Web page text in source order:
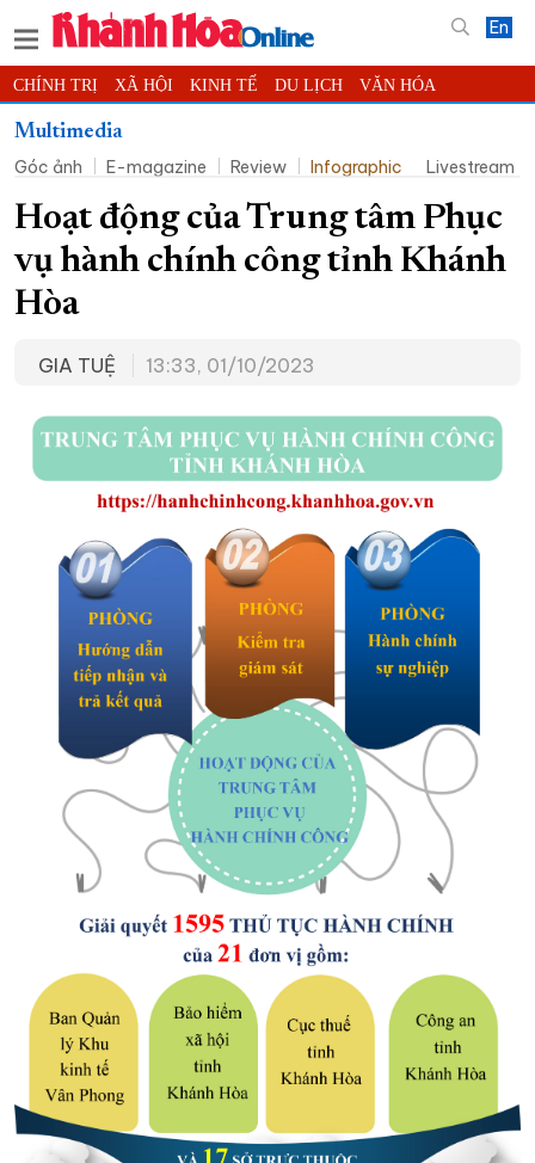
En
CHÍNH TRỊ XÃ HỘI KINH TẾ DU LỊCH VĂN HÓA
THỂ THAO ĐỜI SỐNG
KHOA HỌC - CÔNG NGHỆ PHÁP LUẬT BẠN ĐỌC PHÓNG SỰ
THẾ GIỚI MULTIMEDIA VIDEO ĐỌC BÁO ONLINE
PODCAST THÔNG TIN - QUẢNG CÁO
QUY HOẠCH TỈNH KHÁNH HÒA
CHUNG TAY CẢI CÁCH HÀNH CHÍNH
TÀU - XE - MÁY BAY
KỶ NIỆM 370 NĂM XÂY DỰNG VÀ PHÁT TRIỂN TỈNH KHÁNH HÒA
KHOẢNH KHẮC ĐẸP XỨ TRẦM
XÂY DỰNG KHÁNH HÒA TRỞ THÀNH THÀNH PHỐ TRỰC THUỘC
ĐẠI HỘI ĐẢNG CÁC CẤP TRANG CHỦ VỀ BÁO KHÁNH HÒA
Multimedia
Góc ảnh
E-magazine Review Infographic Livestream
Hoạt động của Trung tâm Phục
vụ hành chính công tỉnh Khánh
Hòa
GIA TUỆ 13:33, 01/10/2023